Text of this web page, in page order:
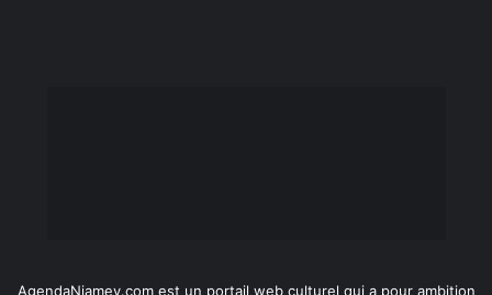
AgendaNiamey.com est un portail web culturel qui a pour ambition